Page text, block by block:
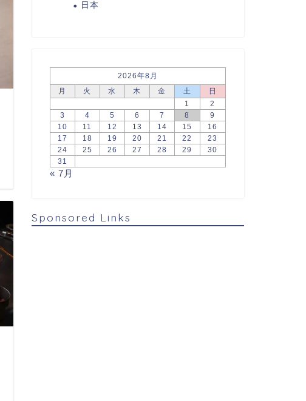
日本
2026年8月
月
火 水 木 金 土
日
1
2
3
4 5 6 7 8
9
10
11 12 13 14 15
16
17
18 19 20 21 22
23
24
25 26 27 28 29
30
31
« 7月
Sponsored Links